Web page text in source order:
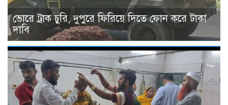
ভোরে ট্রাক চুরি, দুপুরে ফিরিয়ে দিতে ফোন করে টাকা
দাবি